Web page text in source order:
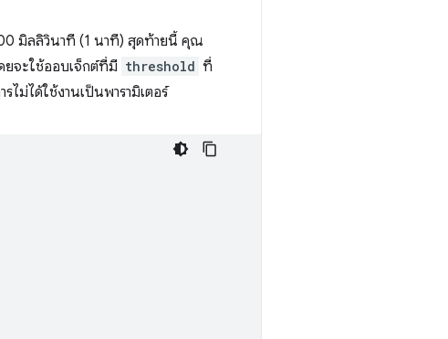
มิลลิวินาที (1 นาที) สุดท้ายนี้ คุณ
ยจะใช้ออบเจ็กต์ที่มี threshold ที่
รไม่ได้ใช้งานเป็นพารามิเตอร์